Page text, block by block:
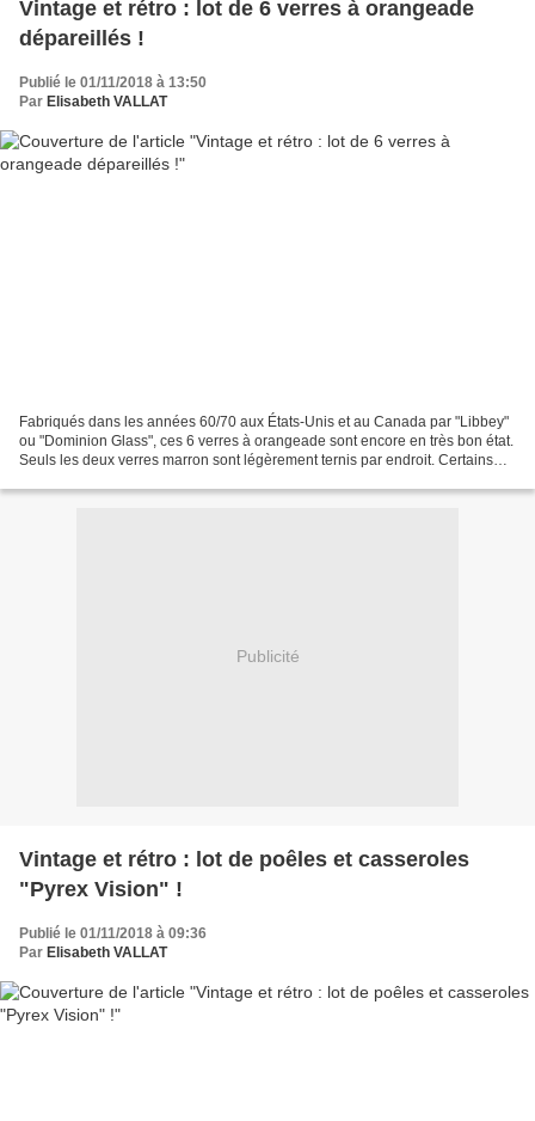
Vintage et rétro : lot de 6 verres à orangeade
dépareillés !
Publié le 01/11/2018 à 13:50
Par Elisabeth VALLAT
Fabriqués dans les années 60/70 aux États-Unis et au Canada par "Libbey"
ou "Dominion Glass", ces 6 verres à orangeade sont encore en très bon état.
Seuls les deux verres marron sont légèrement ternis par endroit. Certains
Publicité
Vintage et rétro : lot de poêles et casseroles
"Pyrex Vision" !
Publié le 01/11/2018 à 09:36
Par Elisabeth VALLAT